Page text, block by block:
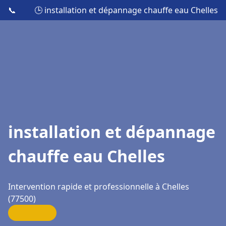
📞 🕒 installation et dépannage chauffe eau Chelles
installation et dépannage
chauffe eau Chelles
Intervention rapide et professionnelle à Chelles
(77500)